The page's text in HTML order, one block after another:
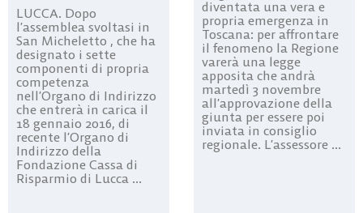
LUCCA. Dopo
l’assemblea svoltasi in
San Micheletto , che ha
designato i sette
componenti di propria
competenza
nell’Organo di Indirizzo
che entrerà in carica il
18 gennaio 2016, di
recente l’Organo di
Indirizzo della
Fondazione Cassa di
Risparmio di Lucca ...
diventata una vera e
propria emergenza in
Toscana: per affrontare
il fenomeno la Regione
varerà una legge
apposita che andrà
martedì 3 novembre
all’approvazione della
giunta per essere poi
inviata in consiglio
regionale. L’assessore ...